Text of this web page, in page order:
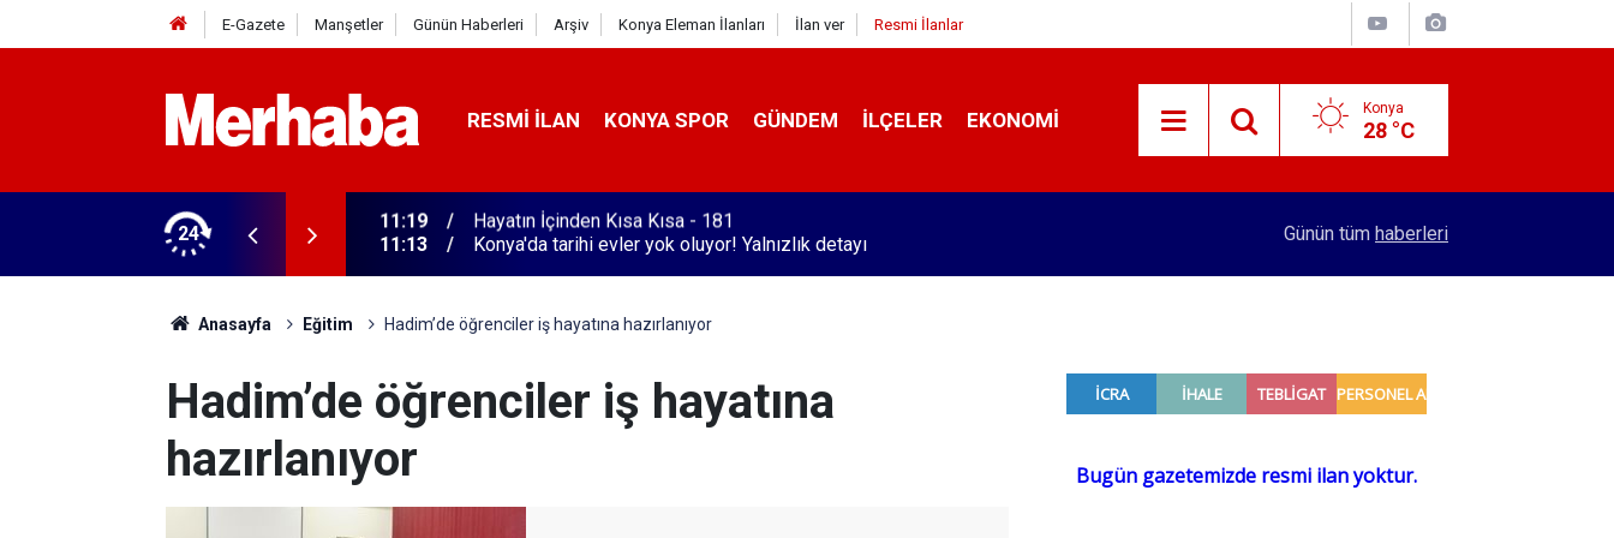
E-Gazete Manşetler Günün Haberleri Arşiv Konya Eleman İlanları İlan ver Resmi İlanlar
RESMI İLAN KONYA SPOR GÜNDEM İLÇELER EKONOMI Konya
28 °C
24 11:13 Konya'da tarihi evler yok oluyor! Yalnızlık detayı Uçaklarda el çantası dönemi bitiyor! Ekstra 25
Günün tüm haberleri
Anasayfa Eğitim Hadim’de öğrenciler iş hayatına hazırlanıyor
Hadim’de öğrenciler iş hayatına
hazırlanıyor